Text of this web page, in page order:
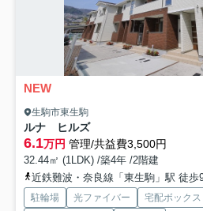
NEW
生駒市東生駒
ルナ ヒルズ
6.1万円 管理/共益費3,500円
32.44㎡ (1LDK) /築4年 /2階建
近鉄難波・奈良線「東生駒」駅 徒歩
駐輪場 光ファイバー 宅配ボックス